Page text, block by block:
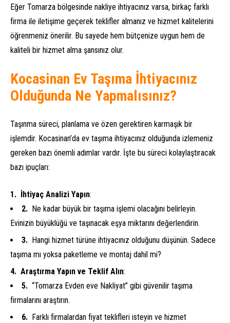
Eğer Tomarza bölgesinde nakliye ihtiyacınız varsa, birkaç farklı
firma ile iletişime geçerek teklifler almanız ve hizmet kalitelerini
öğrenmeniz önerilir. Bu sayede hem bütçenize uygun hem de
kaliteli bir hizmet alma şansınız olur.
Kocasinan Ev Taşıma İhtiyacınız
Olduğunda Ne Yapmalısınız?
Taşınma süreci, planlama ve özen gerektiren karmaşık bir
işlemdir. Kocasinan’da ev taşıma ihtiyacınız olduğunda izlemeniz
gereken bazı önemli adımlar vardır. İşte bu süreci kolaylaştıracak
bazı ipuçları:
İhtiyaç Analizi Yapın:
Ne kadar büyük bir taşıma işlemi olacağını belirleyin.
Evinizin büyüklüğü ve taşınacak eşya miktarını değerlendirin.
Hangi hizmet türüne ihtiyacınız olduğunu düşünün. Sadece
taşıma mı yoksa paketleme ve montaj dahil mi?
Araştırma Yapın ve Teklif Alın:
“Tomarza Evden eve Nakliyat” gibi güvenilir taşıma
firmalarını araştırın.
Farklı firmalardan fiyat teklifleri isteyin ve hizmet